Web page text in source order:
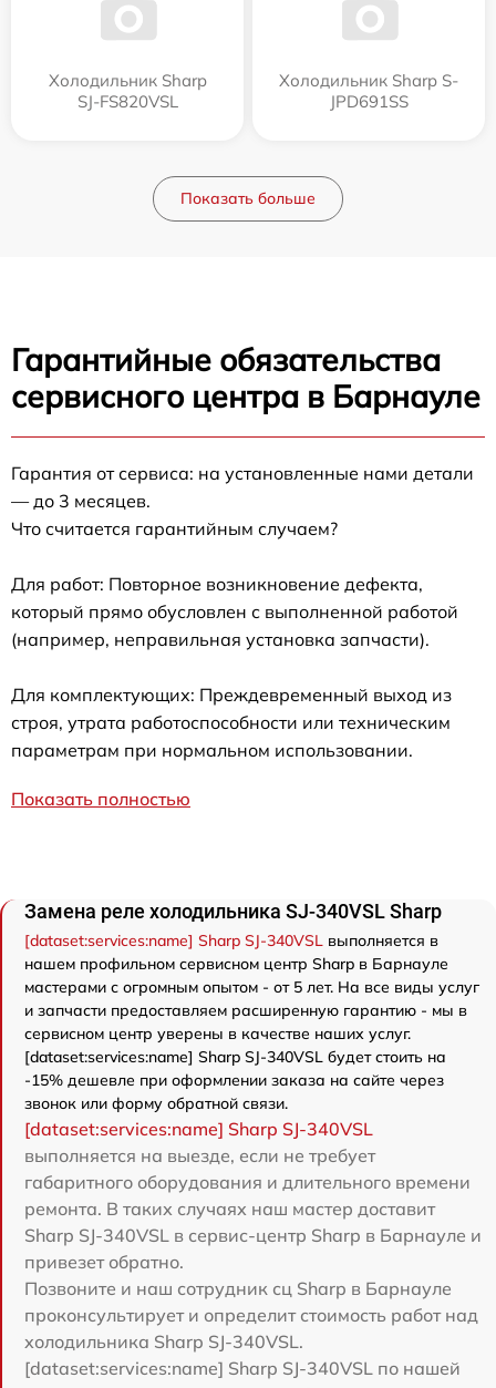
Холодильник Sharp
SJ-FS820VSL
Холодильник Sharp S-
JPD691SS
Показать больше
Гарантийные обязательства
сервисного центра в Барнауле
Гарантия от сервиса: на установленные нами детали
— до 3 месяцев.
Что считается гарантийным случаем?
Для работ: Повторное возникновение дефекта,
который прямо обусловлен с выполненной работой
(например, неправильная установка запчасти).
Для комплектующих: Преждевременный выход из
строя, утрата работоспособности или техническим
параметрам при нормальном использовании.
Показать полностью
Замена реле холодильника SJ-340VSL Sharp
[dataset:services:name] Sharp SJ-340VSL выполняется в
нашем профильном сервисном центр Sharp в Барнауле
мастерами с огромным опытом - от 5 лет. На все виды услуг
и запчасти предоставляем расширенную гарантию - мы в
сервисном центр уверены в качестве наших услуг.
[dataset:services:name] Sharp SJ-340VSL будет стоить на
-15% дешевле при оформлении заказа на сайте через
звонок или форму обратной связи.
[dataset:services:name] Sharp SJ-340VSL
выполняется на выезде, если не требует
габаритного оборудования и длительного времени
ремонта. В таких случаях наш мастер доставит
Sharp SJ-340VSL в сервис-центр Sharp в Барнауле и
привезет обратно.
Позвоните и наш сотрудник сц Sharp в Барнауле
проконсультирует и определит стоимость работ над
холодильника Sharp SJ-340VSL.
[dataset:services:name] Sharp SJ-340VSL по нашей